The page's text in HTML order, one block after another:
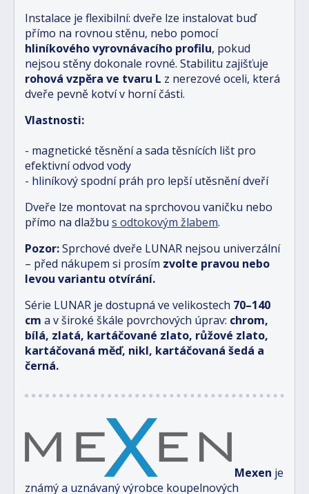
Instalace je flexibilní: dveře lze instalovat buď
přímo na rovnou stěnu, nebo pomocí
hliníkového vyrovnávacího profilu, pokud
nejsou stěny dokonale rovné. Stabilitu zajišťuje
rohová vzpěra ve tvaru L z nerezové oceli, která
dveře pevně kotví v horní části.
Vlastnosti:
- magnetické těsnění a sada těsnících lišt pro
efektivní odvod vody
- hliníkový spodní práh pro lepší utěsnění dveří
Dveře lze montovat na sprchovou vaničku nebo
přímo na dlažbu s odtokovým žlabem.
Pozor:Sprchové dveře LUNAR nejsou univerzální
– před nákupem si prosím zvolte pravou nebo
levou variantu otvírání.
Série LUNAR je dostupná ve velikostech 70–140
cm a v široké škále povrchových úprav: chrom,
bílá, zlatá, kartáčované zlato, růžové zlato,
kartáčovaná měď, nikl, kartáčovaná šedá a
černá.
Mexen je
známý a uznávaný výrobce koupelnových